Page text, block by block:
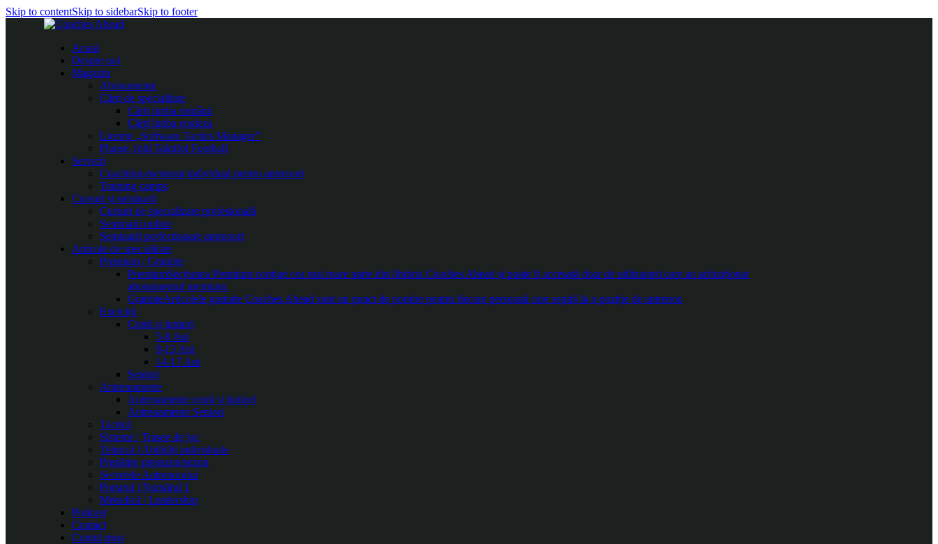
Skip to contentSkip to sidebarSkip to footer
Acasă
Despre noi
Magazin
Abonamente
Cărți de specialitate
Cărți limba română
Cărți limba engleza
Licențe „Software Tactics Manager”
Planșe, folii Taktifol Football
Servicii
Coaching-mentorat individual pentru antrenori
Training camps
Cursuri și seminarii
Cursuri de specializare profesională
Seminarii online
Seminarii perfecționare antrenori
Articole de specialitate
Premium / Gratuite
PremiumSecțiunea Premium conține cea mai mare parte din librăria Coaches Ahead și poate fi accesată doar de utilizatorii care au achiziționat
abonamentul premium.
GratuiteArticolele gratuite Coaches Ahead sunt un punct de pornire pentru fiecare persoană care aspiră la o poziție de antrenor.
Exerciții
Copii și juniori
5-8 Ani
9-13 Ani
14-17 Ani
Seniori
Antrenamente
Antrenamente copii și juniori
Antrenamente Seniori
Tactică
Sisteme | Trasee de joc
Tehnică | Abilități individuale
Pregătire presezon/sezon
Secretele Antrenorului
Portarul | Numărul 1
Metodică | Leadership
Podcast
Contact
Contul meu